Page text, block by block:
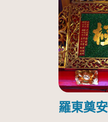
羅東奠